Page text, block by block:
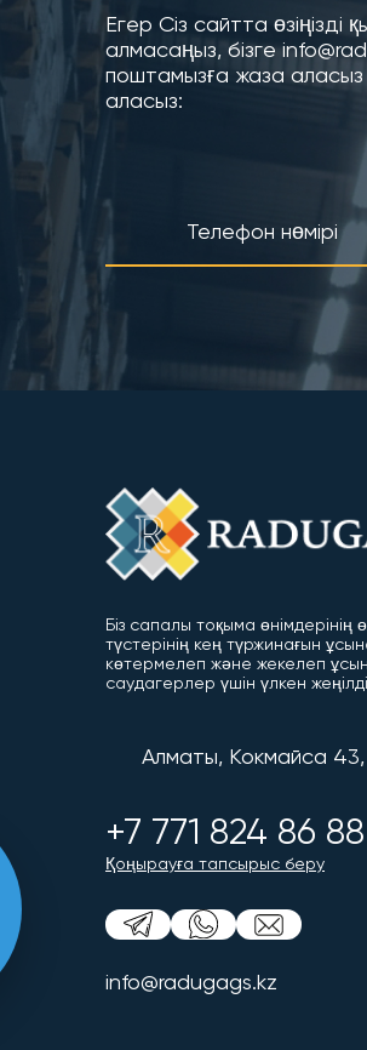
Егер Сіз сайтта
алмасаңыз, бізге
поштамызға жаза аласыз
аласыз:
Біз сапалы тоқыма
түстерінің кең түржинағын
көтермелеп және жекелеп
саудагерлер үшін үлкен
Алматы, Кокмайса
+7 771 824 86 88
Қоңырауға тапсырыс беру
info@radugags.kz